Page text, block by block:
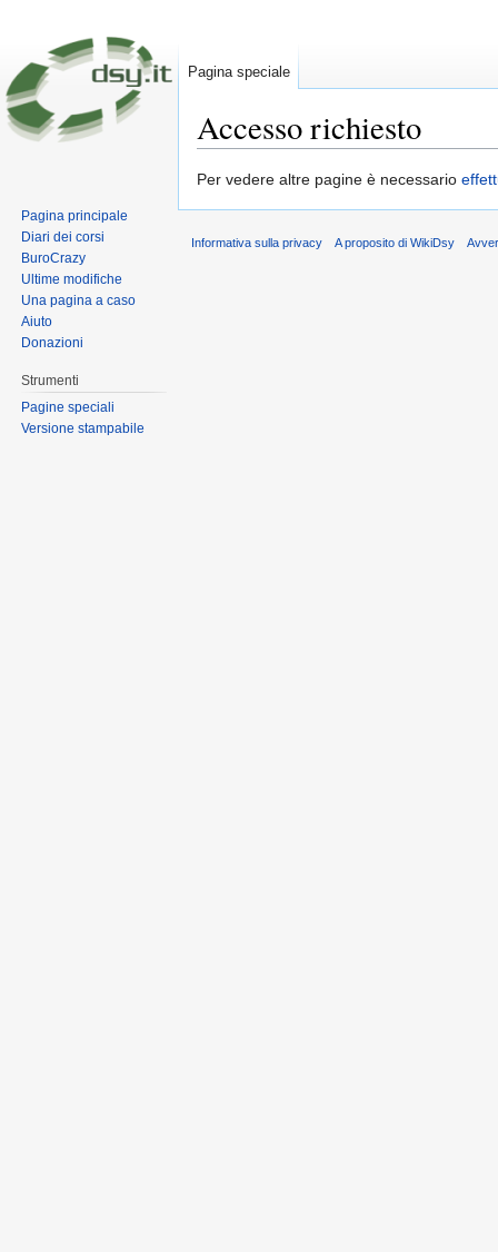
Accesso richiesto
Per vedere altre pagine è necessario
Pagina speciale
Pagina principale
Diari dei corsi
BuroCrazy
Ultime modifiche
Una pagina a caso
Aiuto
Donazioni
Strumenti
Pagine speciali
Versione stampabile
Informativa sulla privacy A proposito di WikiDsy